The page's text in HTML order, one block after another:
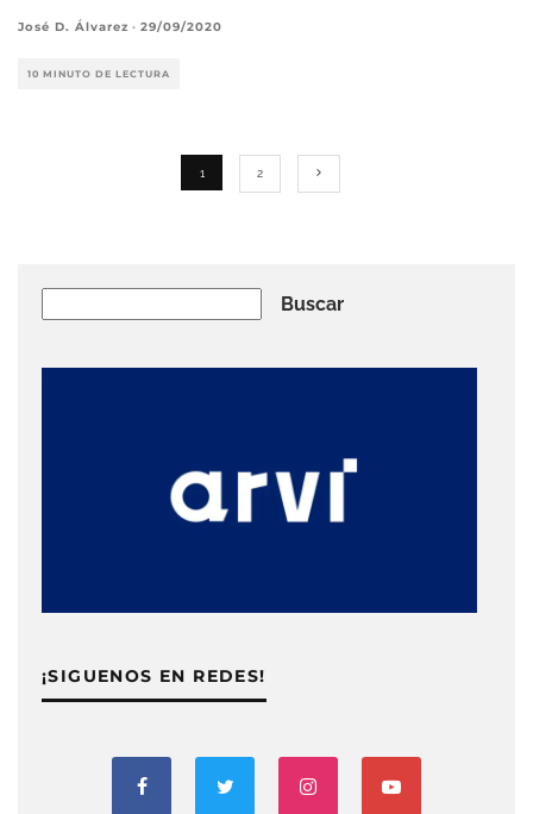
José D. Álvarez · 29/09/2020
10 MINUTO DE LECTURA
1 2
Buscar
¡SIGUENOS EN REDES!